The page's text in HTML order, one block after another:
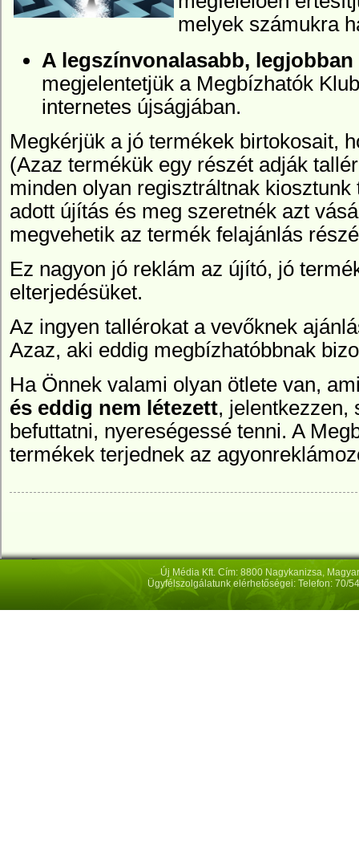
melyek számukra
A legszínvonalasabb,
megjelentetjük a Megbízhatók
internetes újságjában.
Megkérjük a jó termékek birtokosait,
(Azaz termékük egy részét adják
minden olyan regisztráltnak
adott újítás és meg szeretnék azt
megvehetik az termék felajánlás
Ez nagyon jó reklám az újító, jó
elterjedésüket.
Az ingyen tallérokat a vevőknek
Azaz, aki eddig megbízhatóbbnak
Ha Önnek valami olyan ötlete van,
és eddig nem létezett, jelentkezzen,
befuttatni, nyereségessé tenni. A
termékek terjednek az
Új Média Kft. Cím: 8800 Nagykanizsa,
Ügyfélszolgálatunk elérhetőségei: Telefon: 70/